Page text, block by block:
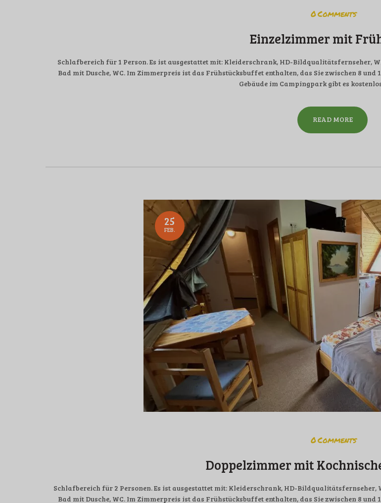
0Comments
Einzelzimmer mit
Schlafbereich für 1 Person. Es ist ausgestattet mit: Kleiderschrank, HD-
Bad mit Dusche, WC. Im Zimmerpreis ist das Frühstücksbuffet enthalten, das Sie zwischen 8
Gebäude im Campingpark gibt es
READ MORE
25
FEB.
0Comments
Doppelzimmer mit
Schlafbereich für 2 Personen. Es ist ausgestattet mit: Kleiderschrank, HD-
Bad mit Dusche, WC. Im Zimmerpreis ist das Frühstücksbuffet enthalten, das Sie zwischen 8